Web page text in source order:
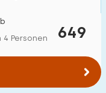
649
Personen